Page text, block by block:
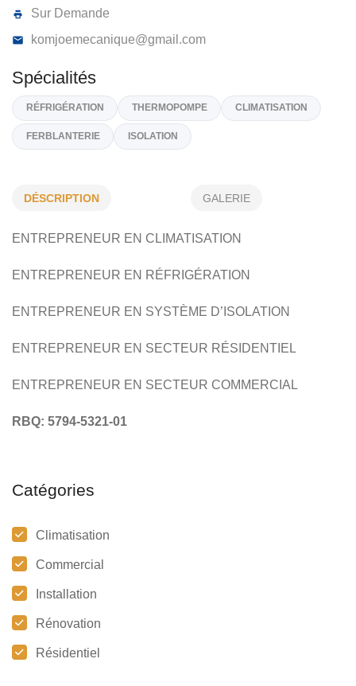
CLIMATISATION DOUBLE DRAGON
1298, Rue Adéla-T, Saguenay, (Qc)
(581) 882-1850
Sur Demande
RÉFRIGÉRATION THERMOPOMPE
FERBLANTERIE ISOLATION
DÉSCRIPTION GALERIE
ENTREPRENEUR EN CLIMATISATION
ENTREPRENEUR EN RÉFRIGÉRATION
ENTREPRENEUR EN SYSTÈME D’ISOLATION
ENTREPRENEUR EN SECTEUR RÉSIDENTIEL
ENTREPRENEUR EN SECTEUR COMMERCIAL
RBQ: 5794-5321-01
Catégories
Climatisation
Commercial
Installation
Rénovation
Résidentiel